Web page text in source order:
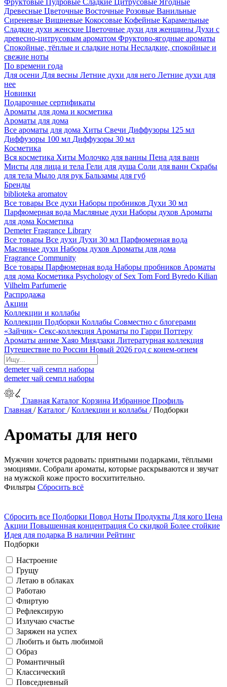
Фруктовые Пудровые Сладкие Цитрусовые Ягодные
Древесные Цветочные Восточные Розовые Ванильные
Сиреневые Вишневые Кокосовые Кофейные Карамельные
Сладкие духи женские Цветочные духи для женщины Духи с
древесно-цитрусовым ароматом Фруктово-ягодные ароматы
Спокойные, тёплые и сладкие ноты Несладкие, спокойные и
свежие ноты
По времени года
Для осени Для весны Летние духи для него Летние духи для
нее
Новинки
Подарочные сертификаты
Ароматы для дома и косметика
Ароматы для дома
Все ароматы для дома Хиты Свечи Диффузоры 125 мл
Диффузоры 100 мл Диффузоры 30 мл
Косметика
Вся косметика Хиты Молочко для ванны Пена для ванн
Мисты для лица и тела Гели для душа Соли для ванн Скрабы
для тела Мыло для рук Бальзамы для губ
Бренды
biblioteka aromatov
Все товары Все духи Наборы пробников Духи 30 мл
Парфюмерная вода Масляные духи Наборы духов Ароматы
для дома Косметика
Demeter Fragrance Library
Все товары Все духи Духи 30 мл Парфюмерная вода
Масляные духи Наборы духов Ароматы для дома
Fragrance Community
Все товары Парфюмерная вода Наборы пробников Ароматы
для дома Косметика Psychology of Sex Tom Ford Byredo Kilian
Vilhelm Parfumerie
Распродажа
Акции
Коллекции и коллабы
Коллекции Подборки Коллабы Совместно с блогерами
«Зайчик» Секс-коллекция Ароматы по Гарри Поттеру
Ароматы аниме Хаяо Миядзаки Литературная коллекция
Путешествие по России Новый 2026 год с конем-огнем
demeterчай семпл наборы
demeterчай семпл наборы
Главная Каталог Корзина Избранное Профиль
Главная /Каталог /Коллекции и коллабы /Подборки
Ароматы для него
Мужчин хочется радовать: приятными подарками, тёплыми
эмоциями. Собрали ароматы, которые раскрываются и звучат
на мужской коже просто восхитительно.
Фильтры Сбросить всё
Сбросить все Подборки Повод Ноты Продукты Для кого Цена
Акции Повышенная концентрация Со скидкой Более стойкие
Идея для подарка В наличии Рейтинг
Подборки
Настроение
Грущу
Летаю в облаках
Работаю
Флиртую
Рефлексирую
Излучаю счастье
Заряжен на успех
Любить и быть любимой
Образ
Романтичный
Классический
Повседневный